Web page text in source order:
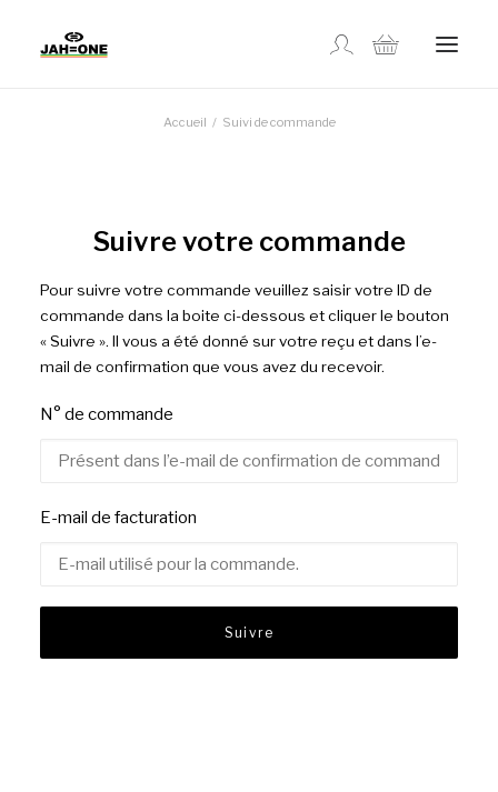
CONTACTEZ-NOUS
SUIVI DE COMMANDE
Accueil Suivi de commande
Suivre votre commande
Pour suivre votre commande veuillez saisir votre ID de
commande dans la boite ci-dessous et cliquer le bouton
« Suivre ». Il vous a été donné sur votre reçu et dans l’e-
mail de confirmation que vous avez du recevoir.
N° de commande
E-mail de facturation
Suivre